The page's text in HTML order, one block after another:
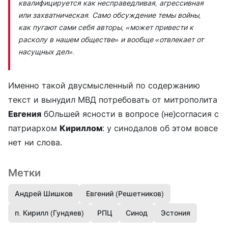
квалифицируется как несправедливая, агрессивная
или захватническая. Само обсуждение темы войны,
как пугают сами себя авторы, «может привести к
расколу в нашем обществе» и вообще «отвлекает от
насущных дел».
Именно такой двусмысленный по содержанию
текст и вынудил МВД потребовать от митрополита
Евгения бОльшей ясности в вопросе (не)согласия с
патриархом Кириллом: у синодалов об этом вовсе
нет ни слова.
Метки
Андрей Шишков Евгений (Решетников)
п. Кирилл (Гундяев) РПЦ Синод Эстония